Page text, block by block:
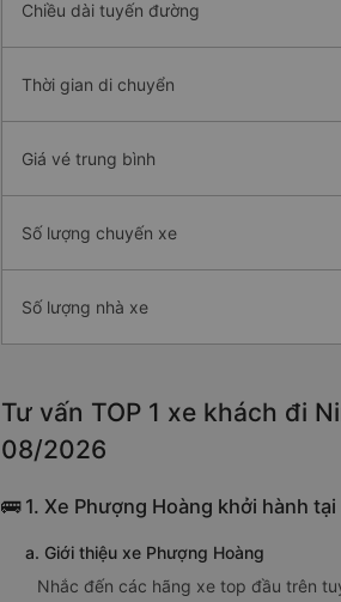
Chiều dài tuyến đường
Thời gian di chuyển
Giá vé trung bình
Số lượng chuyến xe
Số lượng nhà xe
Tư vấn TOP 1 xe khách đi
08/2026
🚌 1. Xe Phượng Hoàng khởi hành
a. Giới thiệu xe Phượng Hoàng
Nhắc đến các hãng xe top đầu trên